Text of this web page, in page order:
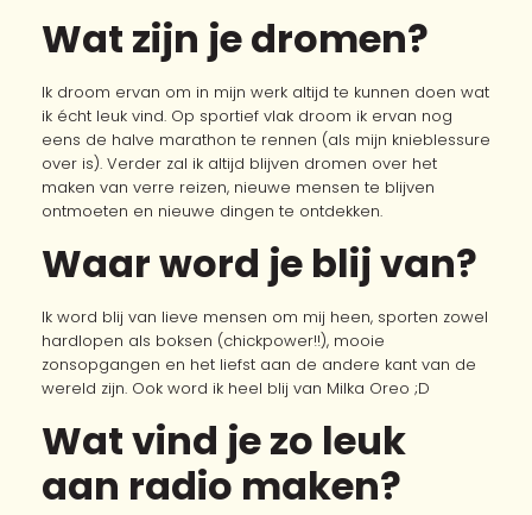
Wat zijn je dromen?
Ik droom ervan om in mijn werk altijd te kunnen doen wat
ik écht leuk vind. Op sportief vlak droom ik ervan nog
eens de halve marathon te rennen (als mijn knieblessure
over is). Verder zal ik altijd blijven dromen over het
maken van verre reizen, nieuwe mensen te blijven
ontmoeten en nieuwe dingen te ontdekken.
Waar word je blij van?
Ik word blij van lieve mensen om mij heen, sporten zowel
hardlopen als boksen (chickpower!!), mooie
zonsopgangen en het liefst aan de andere kant van de
wereld zijn. Ook word ik heel blij van Milka Oreo ;D
Wat vind je zo leuk
aan radio maken?